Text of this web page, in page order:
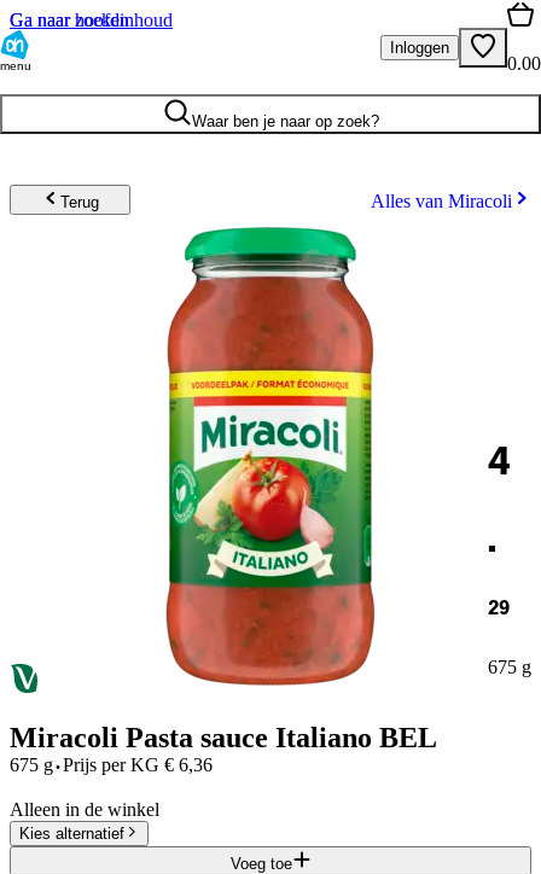
Ga naar hoofdinhoud
Ga naar zoeken
menu
Inloggen
0.00
Waar ben je naar op zoek?
Terug Alles van Miracoli
4
.
29
675 g
Miracoli Pasta sauce Italiano BEL
675 g·Prijs per KG € 6,36
Alleen in de winkel
Kies alternatief
Voeg toe